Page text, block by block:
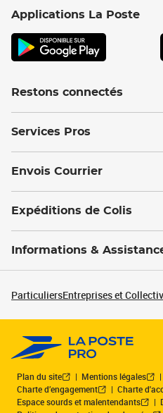
Applications La Poste
Restons connectés
Services Pros
Envois Courrier
Expéditions de Colis
Informations &
ParticuliersEntreprises et
Plan du site Mentions légales
Charte d’engagement
Charte
Espace sourds et malentendants